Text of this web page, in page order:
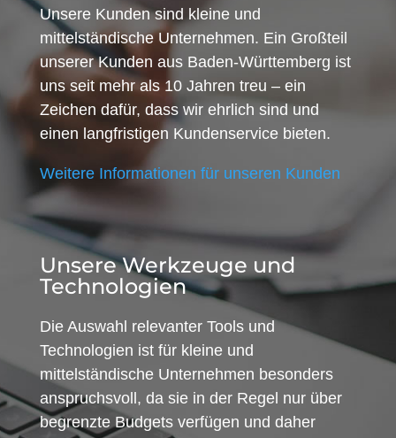
Unsere Kunden sind kleine und
mittelständische Unternehmen. Ein Großteil
unserer Kunden aus Baden-Württemberg ist
uns seit mehr als 10 Jahren treu – ein
Zeichen dafür, dass wir ehrlich sind und
einen langfristigen Kundenservice bieten.
Weitere Informationen für unseren Kunden
Unsere Werkzeuge und
Technologien
Die Auswahl relevanter Tools und
Technologien ist für kleine und
mittelständische Unternehmen besonders
anspruchsvoll, da sie in der Regel nur über
begrenzte Budgets verfügen und daher